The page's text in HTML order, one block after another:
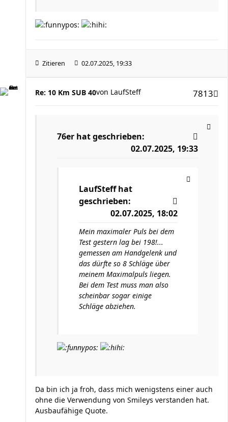
Zitieren 02.07.2025, 19:33
Re: 10 Km SUB 40 7813
von LaufSteff
76er hat geschrieben:
02.07.2025, 19:33
LaufSteffhat
geschrieben:
02.07.2025, 18:02
Mein maximaler Puls bei dem
Test gestern lag bei 198!...
gemessen am Handgelenk und
das dürfte so 8 Schläge über
meinem Maximalpuls liegen.
Bei dem Test muss man also
scheinbar sogar einige
Schläge abziehen.
Da bin ich ja froh, dass mich wenigstens einer auch
ohne die Verwendung von Smileys verstanden hat.
Ausbaufähige Quote.